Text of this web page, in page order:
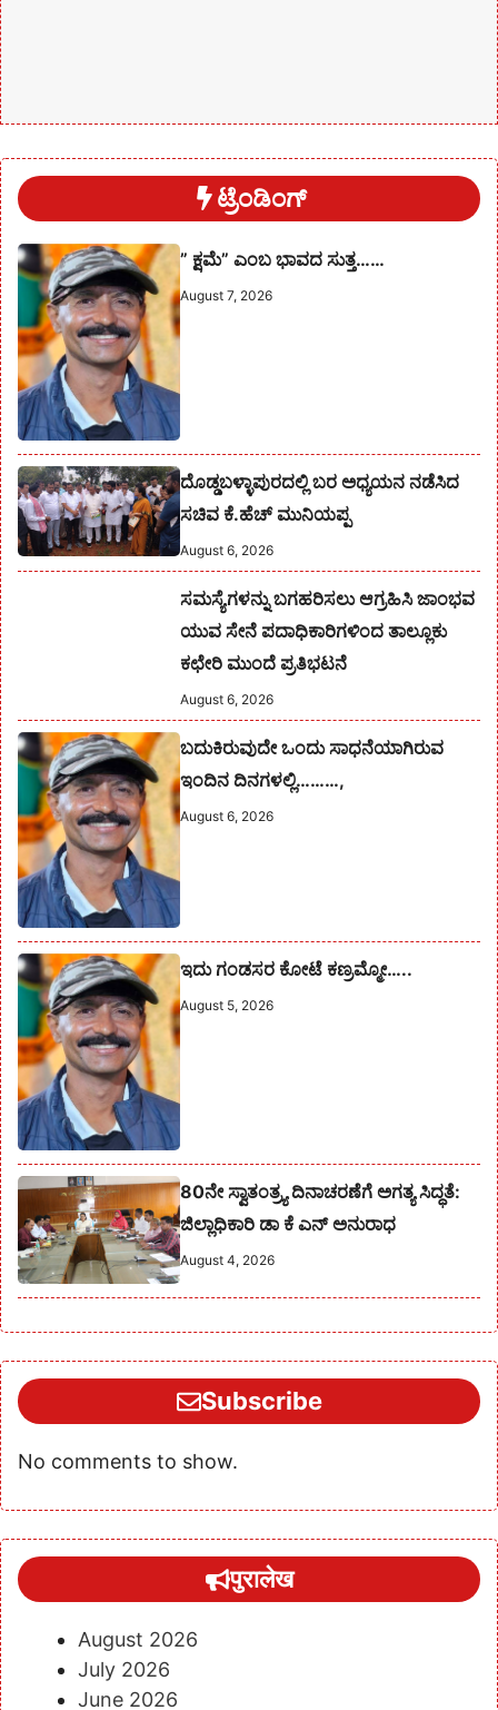
ಟ್ರೆಂಡಿಂಗ್
” ಕ್ಷಮೆ” ಎಂಬ ಭಾವದ ಸುತ್ತ……
August 7, 2026
ದೊಡ್ಡಬಳ್ಳಾಪುರದಲ್ಲಿ ಬರ ಅಧ್ಯಯನ ನಡೆಸಿದ
ಸಚಿವ ಕೆ.ಹೆಚ್ ಮುನಿಯಪ್ಪ
August 6, 2026
ಸಮಸ್ಯೆಗಳನ್ನು ಬಗಹರಿಸಲು ಆಗ್ರಹಿಸಿ ಜಾಂಭವ
ಯುವ ಸೇನೆ ಪದಾಧಿಕಾರಿಗಳಿಂದ ತಾಲ್ಲೂಕು
ಕಛೇರಿ ಮುಂದೆ ಪ್ರತಿಭಟನೆ
August 6, 2026
ಬದುಕಿರುವುದೇ ಒಂದು ಸಾಧನೆಯಾಗಿರುವ
ಇಂದಿನ ದಿನಗಳಲ್ಲಿ………,
August 6, 2026
ಇದು ಗಂಡಸರ ಕೋಟೆ ಕಣ್ರಮ್ಮೋ…..
August 5, 2026
80ನೇ ಸ್ವಾತಂತ್ರ್ಯ ದಿನಾಚರಣೆಗೆ ಅಗತ್ಯ ಸಿದ್ಧತೆ:
ಜಿಲ್ಲಾಧಿಕಾರಿ ಡಾ ಕೆ ಎನ್ ಅನುರಾಧ
August 4, 2026
Subscribe
No comments to show.
पुरालेख
August 2026
July 2026
June 2026